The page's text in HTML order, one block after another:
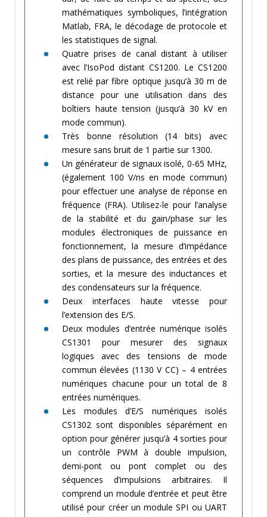
mathématiques symboliques, l’intégration
Matlab, FRA, le décodage de protocole et
les statistiques de signal.
Quatre prises de canal distant à utiliser
avec l’IsoPod distant CS1200. Le CS1200
est relié par fibre optique jusqu’à 30 m de
distance pour une utilisation dans des
boîtiers haute tension (jusqu’à 30 kV en
mode commun).
Très bonne résolution (14 bits) avec
mesure sans bruit de 1 partie sur 1300.
Un générateur de signaux isolé, 0-65 MHz,
(également 100 V/ns en mode commun)
pour effectuer une analyse de réponse en
fréquence (FRA). Utilisez-le pour l’analyse
de la stabilité et du gain/phase sur les
modules électroniques de puissance en
fonctionnement, la mesure d’impédance
des plans de puissance, des entrées et des
sorties, et la mesure des inductances et
des condensateurs sur la fréquence.
Deux interfaces haute vitesse pour
l’extension des E/S.
Deux modules d’entrée numérique isolés
CS1301 pour mesurer des signaux
logiques avec des tensions de mode
commun élevées (1130 V CC) – 4 entrées
numériques chacune pour un total de 8
entrées numériques.
Les modules d’E/S numériques isolés
CS1302 sont disponibles séparément en
option pour générer jusqu’à 4 sorties pour
un contrôle PWM à double impulsion,
demi-pont ou pont complet ou des
séquences d’impulsions arbitraires. Il
comprend un module d’entrée et peut être
utilisé pour créer un module SPI ou UART